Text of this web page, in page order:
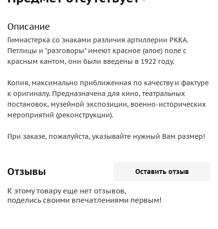
Описание
Гимнастерка со знаками различия артиллерии РККА.
Петлицы и "разговоры" имеют красное (алое) поле с
красным кантом, они были введены в 1922 году.
Копия, максимально приближенная по качеству и фактуре
к оригиналу. Предназначена для кино, театральных
постановок, музейной экспозиции, военно-исторических
мероприятий (реконструкции).
При заказе, пожалуйста, указывайте нужный Вам размер!
Отзывы Оставить отзыв
К этому товару еще нет отзывов,
поделись своими впечатлениями первым!